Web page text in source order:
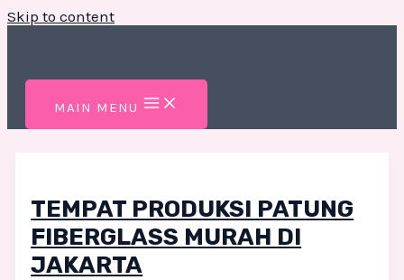
Skip to content
MAIN MENU
TEMPAT PRODUKSI PATUNG
FIBERGLASS MURAH DI
JAKARTA